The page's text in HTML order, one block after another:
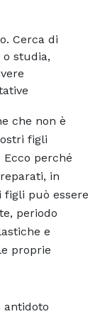
Cerca di
o studia,
che non è
figli
Ecco perché
in
può essere
periodo
e
proprie
antidoto